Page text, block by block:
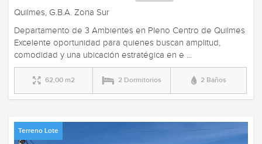
Quilmes, G.B.A. Zona Sur
Departamento de 3 Ambientes en Pleno Centro de Quilmes
Excelente oportunidad para quienes buscan amplitud,
comodidad y una ubicación estratégica en e ...
62,00 m2 2 Dormitorios 2 Baños
Terreno Lote